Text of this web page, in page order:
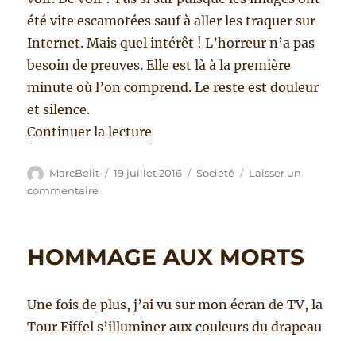
été vite escamotées sauf à aller les traquer sur
Internet. Mais quel intérêt ! L’horreur n’a pas
besoin de preuves. Elle est là à la première
minute où l’on comprend. Le reste est douleur
et silence.
Continuer la lecture
Auteur
MarcBelit
Publié
19 juillet 2016 Catégories
Societé
Laisser un
commentairesur
HOMMAGE AUX MORTS
Une fois de plus, j’ai vu sur mon écran de TV, la
Tour Eiffel s’illuminer aux couleurs du drapeau